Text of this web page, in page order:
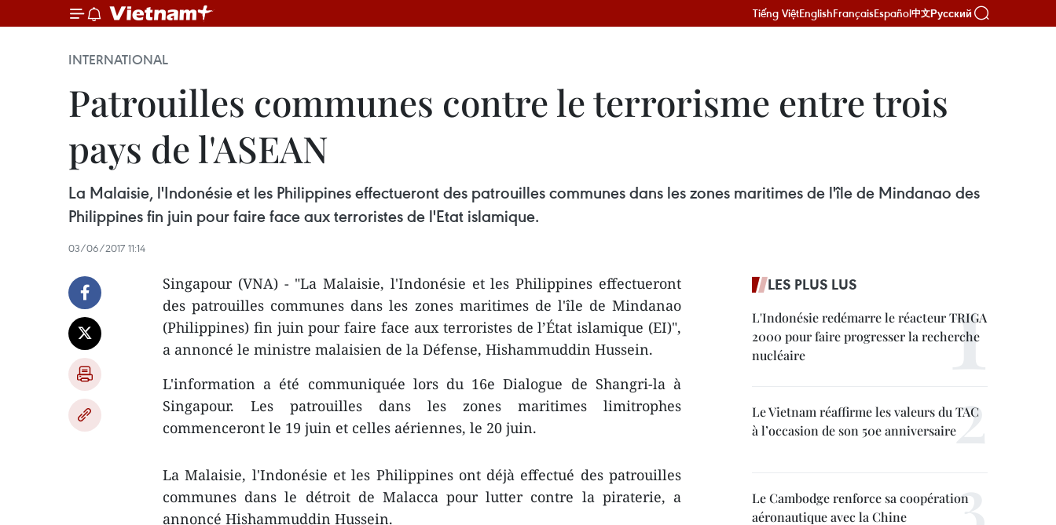
Tiếng ViệtEnglishFrançaisEspañol中文Русский
INTERNATIONAL
Patrouilles communes contre le terrorisme entre trois
pays de l'ASEAN
La Malaisie, l'Indonésie et les Philippines effectueront des patrouilles communes dans les zones maritimes de l'île de Mindanao des
Philippines fin juin pour faire face aux terroristes de l'Etat islamique.
03/06/2017 11:14
Singapour (VNA) - "La Malaisie, l'Indonésie et les Philippines effectueront
des patrouilles communes dans les zones maritimes de l'île de Mindanao
(Philippines) fin juin pour faire face aux terroristes de l’État islamique (EI)",
a annoncé le ministre malaisien de la Défense, Hishammuddin Hussein.
L'information a été communiquée lors du 16e Dialogue de Shangri-la à
Singapour. Les patrouilles dans les zones maritimes limitrophes
commenceront le 19 juin et celles aériennes, le 20 juin.
La Malaisie, l'Indonésie et les Philippines ont déjà effectué des patrouilles
communes dans le détroit de Malacca pour lutter contre la piraterie, a
annoncé Hishammuddin Hussein.
LES PLUS LUS
L'Indonésie redémarre le réacteur TRIGA
2000 pour faire progresser la recherche
nucléaire
Le Vietnam réaffirme les valeurs du TAC
à l’occasion de son 50e anniversaire
Le Cambodge renforce sa coopération
aéronautique avec la Chine